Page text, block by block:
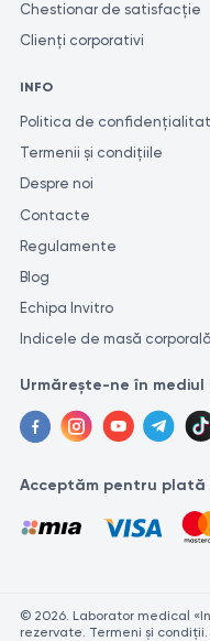
Chestionar de satisfacție
Clienți corporativi
INFO
Politica de
Termenii și condițiile
Despre noi
Contacte
Regulamente
Blog
Echipa Invitro
Indicele de masă corporală
Urmărește-ne în mediul
Acceptăm pentru plată
© 2026. Laborator medical
rezervate. Termeni și